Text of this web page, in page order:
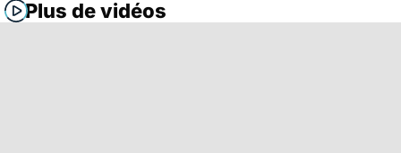
Plus de vidéos